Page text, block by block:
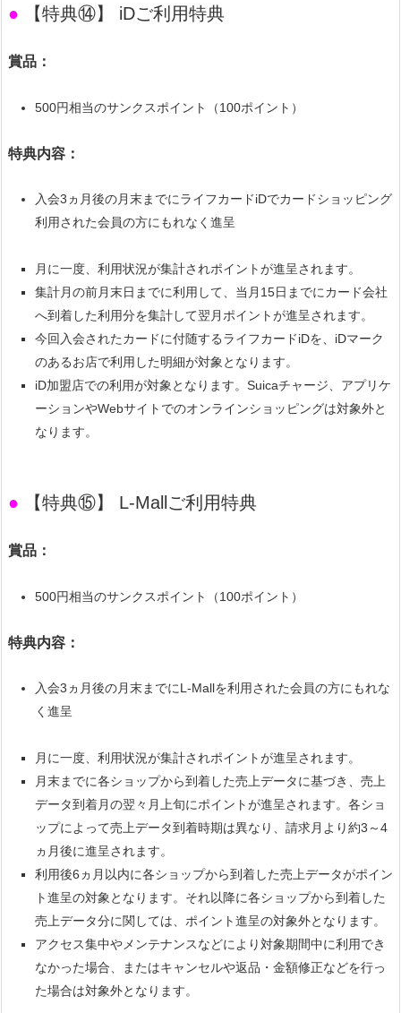
● 【特典⑭】 iDご利用特典
賞品：
500円相当のサンクスポイント（100ポイント）
特典内容：
入会3ヵ月後の月末までにライフカードiDでカードショッピング
利用された会員の方にもれなく進呈
月に一度、利用状況が集計されポイントが進呈されます。
集計月の前月末日までに利用して、当月15日までにカード会社
へ到着した利用分を集計して翌月ポイントが進呈されます。
今回入会されたカードに付随するライフカードiDを、iDマーク
のあるお店で利用した明細が対象となります。
iD加盟店での利用が対象となります。Suicaチャージ、アプリケ
ーションやWebサイトでのオンラインショッピングは対象外と
なります。
● 【特典⑮】 L-Mallご利用特典
賞品：
500円相当のサンクスポイント（100ポイント）
特典内容：
入会3ヵ月後の月末までにL-Mallを利用された会員の方にもれな
く進呈
月に一度、利用状況が集計されポイントが進呈されます。
月末までに各ショップから到着した売上データに基づき、売上
データ到着月の翌々月上旬にポイントが進呈されます。各ショ
ップによって売上データ到着時期は異なり、請求月より約3～4
ヵ月後に進呈されます。
利用後6ヵ月以内に各ショップから到着した売上データがポイン
ト進呈の対象となります。それ以降に各ショップから到着した
売上データ分に関しては、ポイント進呈の対象外となります。
アクセス集中やメンテナンスなどにより対象期間中に利用でき
なかった場合、またはキャンセルや返品・金額修正などを行っ
た場合は対象外となります。